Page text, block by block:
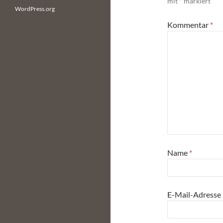
Kommentar *
Name *
E-Mail-Adresse
WordPress.org